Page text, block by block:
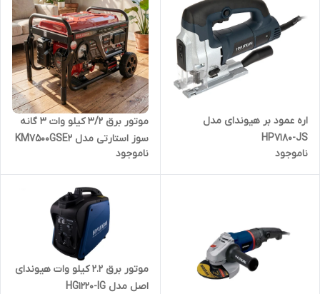
اره عمود بر هیوندای مدل
HP7180-JS
ناموجود
موتور برق ۳/۲ کیلو وات ۳ گانه
سوز استارتی مدل KM7500GSE2
ناموجود
موتور برق 2.2 کیلو وات هیوندای
اصل مدل HG1220-IG